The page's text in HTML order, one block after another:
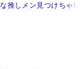
推しメン見つけち